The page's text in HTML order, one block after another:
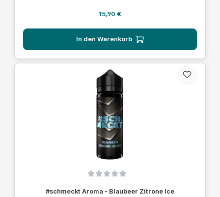
Regulärer Preis:
15,90 €
In den Warenkorb
#schmeckt Aroma - Blaubeer Zitrone Ice